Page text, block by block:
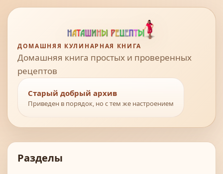
ДОМАШНЯЯ КУЛИНАРНАЯ КНИГА
Домашняя книга простых и проверенных
рецептов
Старый добрый архив
Приведен в порядок, но с тем же настроением
Разделы